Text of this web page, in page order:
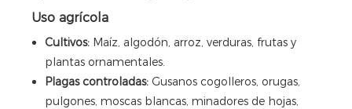
Uso agrícola
Cultivos: Maíz, algodón, arroz, verduras, frutas y
plantas ornamentales.
Plagas controladas: Gusanos cogolleros, orugas,
pulgones, moscas blancas, minadores de hojas,